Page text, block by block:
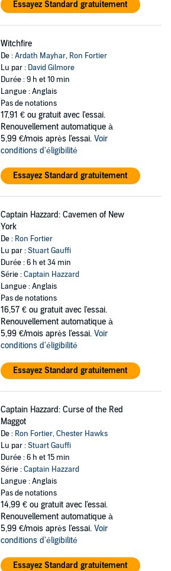
Essayez Standard gratuitement
Witchfire
De :Ardath Mayhar, Ron Fortier
Lu par : David Gilmore
Durée : 9 h et 10 min
Langue : Anglais
Pas de notations
17,91 € ou gratuit avec l'essai.
Renouvellement automatique à
5,99 €/mois après l'essai. Voir
conditions d'éligibilité
Essayez Standard gratuitement
Captain Hazzard: Cavemen of New
York
De : Ron Fortier
Lu par :Stuart Gauffi
Durée : 6 h et 34 min
Série :Captain Hazzard
Langue : Anglais
Pas de notations
16,57 € ou gratuit avec l'essai.
Renouvellement automatique à
5,99 €/mois après l'essai. Voir
conditions d'éligibilité
Essayez Standard gratuitement
Captain Hazzard: Curse of the Red
Maggot
De : Ron Fortier,Chester Hawks
Lu par :Stuart Gauffi
Durée : 6 h et 15 min
Série :Captain Hazzard
Langue : Anglais
Pas de notations
14,99 € ou gratuit avec l'essai.
Renouvellement automatique à
5,99 €/mois après l'essai. Voir
conditions d'éligibilité
Essayez Standard gratuitement